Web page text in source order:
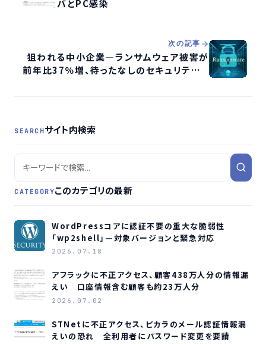
バとPC感染
次の記事
狙われる中小企業―ランサムウェア被害が
前年比37％増、待ったなしのセキュリティ対
SEARCHサイト内検索
CATEGORYこのカテゴリの最新
WordPressコアに認証不要の重大な脆弱性
「wp2shell」—対象バージョンと緊急対応
2026.07.18
アフラックに不正アクセス、顧客438万人分の情報漏
えい 口座情報含む顧客も約23万人分
2026.07.02
STNetに不正アクセス、ピカラのメール認証情報漏
えいの恐れ 全利用者にパスワード変更を要請